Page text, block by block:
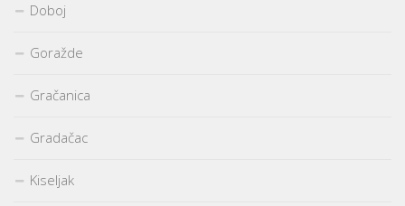
Doboj
Goražde
Gračanica
Gradačac
Kiseljak